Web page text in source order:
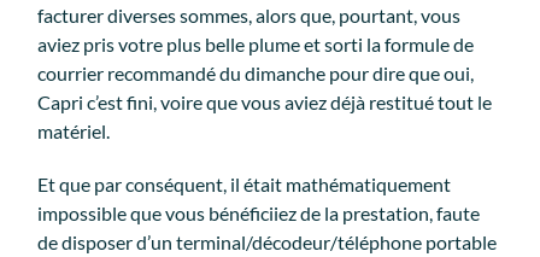
facturer diverses sommes, alors que, pourtant, vous
aviez pris votre plus belle plume et sorti la formule de
courrier recommandé du dimanche pour dire que oui,
Capri c’est fini, voire que vous aviez déjà restitué tout le
matériel.
Et que par conséquent, il était mathématiquement
impossible que vous bénéficiiez de la prestation, faute
de disposer d’un terminal/décodeur/téléphone portable